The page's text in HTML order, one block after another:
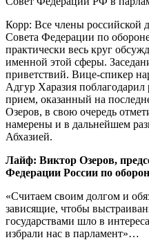
Корр: Все члены российской
Совета Федерации по
практически весь круг
именной этой сферы.
приветствий. Вице-спикер
Адгур Харазия поблагодарил
прием, оказанный на
Озеров, в свою очередь
намерены и в дальнейшем
Абхазией.
Лайф: Виктор Озеров,
Федерации России по
«Считаем своим долгом и
зависящие, чтобы
государствами шло в
избрали нас в парламент»…